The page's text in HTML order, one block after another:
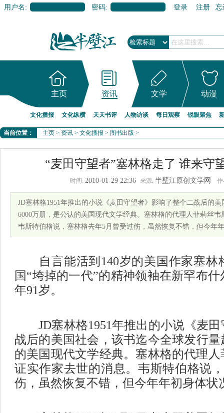
用户名: 密码: 登录 注册 忘
主页 资讯 文学 动漫
文化播报 文化纵横 天天书评 人物访谈 每日观察 锐眼聚焦
当前位置： 主页 > 资讯 > 文化播报 > 图书出版 >
“麦田守望者”塞林格走了 谁来守
时间: 2010-01-29 22:36 来源: 半壁江原创文学网 作
JD塞林格1951年推出的小说《麦田守望者》影响了整个二战后的
6000万册，是公认的美国现代文学经典。塞林格的代理人菲莉丝
韦斯特伯格说，塞林格去年5月曾受过伤，虽然恢复不错，但今年
自言能活到 140岁的美国作家塞林
国“垮掉的一代”的精神领袖在新罕布
年91岁。
JD塞林格1951年推出的小说《麦
战后的美国社会，该书迄今全球发行量
的美国现代文学经典。塞林格的代理
证实作家去世的消息。韦斯特伯格说
伤，虽然恢复不错，但今年年初身体状